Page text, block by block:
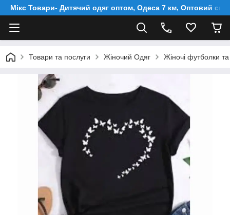
Мікс Товари- Дитячий одяг оптом, Одеса 7 км, Оптовий
Товари та послуги Жіночий Одяг Жіночі футболки